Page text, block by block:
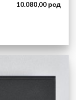
10.080,00 рсд